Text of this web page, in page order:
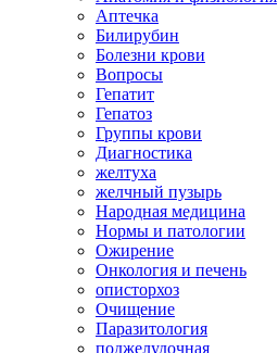
Аптечка
Билирубин
Болезни крови
Вопросы
Гепатит
Гепатоз
Группы крови
Диагностика
желтуха
желчный пузырь
Народная медицина
Нормы и патологии
Ожирение
Онкология и печень
описторхоз
Очищение
Паразитология
поджелудочная